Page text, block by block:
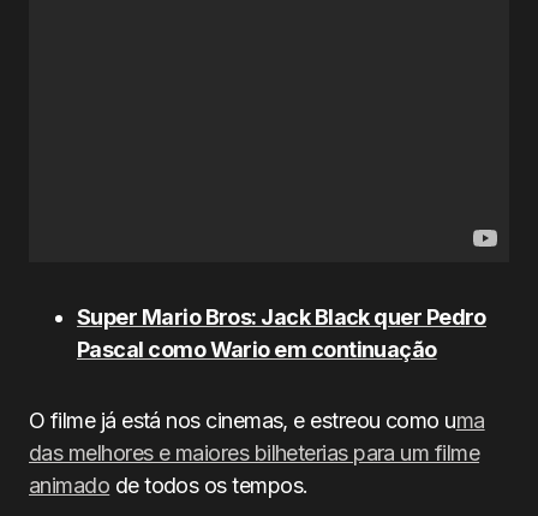
Super Mario Bros: Jack Black quer Pedro
Pascal como Wario em continuação
O filme já está nos cinemas, e estreou como uma
das melhores e maiores bilheterias para um filme
animado de todos os tempos.